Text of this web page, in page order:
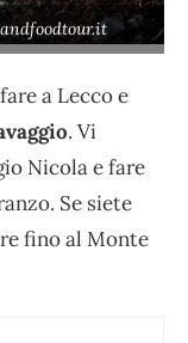
a Lecco e
. Vi
Nicola e fare
Se siete
fino al Monte